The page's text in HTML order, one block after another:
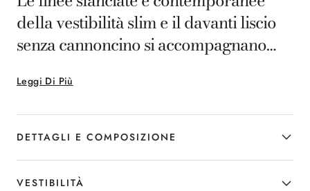
Leggi Di Più
della vestibilità slim e il davanti liscio
senza cannoncino si accompagnano
capo casual sempre presente nel
guardaroba dell'uomo che parla il
linguaggio dell'eleganza.
DETTAGLI E COMPOSIZIONE
VESTIBILITÀ